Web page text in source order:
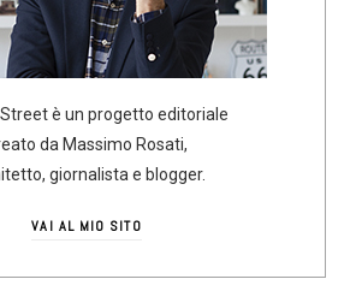
Street è un progetto editoriale
da Massimo Rosati,
giornalista e blogger.
VAI AL MIO SITO